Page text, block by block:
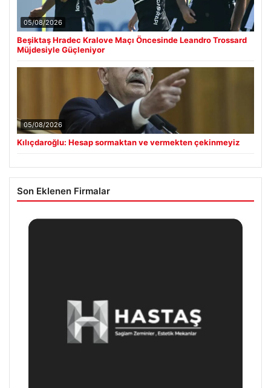
05/08/2026
Beşiktaş Hradec Kralove Maçı Öncesinde Leandro Trossard
Müjdesiyle Güçleniyor
05/08/2026
Kılıçdaroğlu: Hesap sormaktan ve vermekten çekinmeyiz
Son Eklenen Firmalar